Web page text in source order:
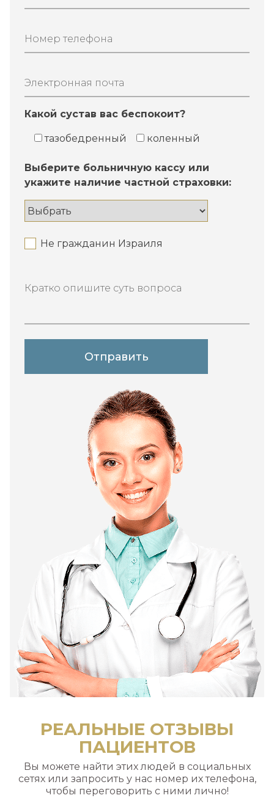
Номер телефона
Электронная почта
Какой сустав вас беспокоит?
тазобедренный коленный
Выберите больничную кассу или
укажите наличие частной страховки:
Не гражданин Израиля
Кратко опишите суть вопроса
РЕАЛЬНЫЕ ОТЗЫВЫ
ПАЦИЕНТОВ
Вы можете найти этих людей в социальных
сетях или запросить у нас номер их телефона,
чтобы переговорить с ними лично!